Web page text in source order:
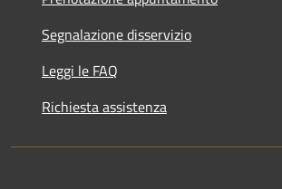
Segnalazione disservizio
Leggi le FAQ
Richiesta assistenza